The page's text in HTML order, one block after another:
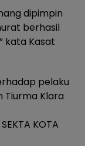
dipimpin
berhasil
kata Kasat
pelaku
Tiurma Klara
KOTA